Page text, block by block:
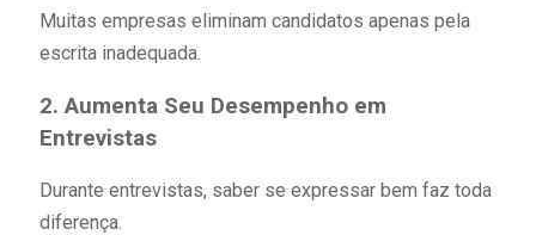
Muitas empresas eliminam candidatos apenas pela
escrita inadequada.
2. Aumenta Seu Desempenho em
Entrevistas
Durante entrevistas, saber se expressar bem faz toda
diferença.